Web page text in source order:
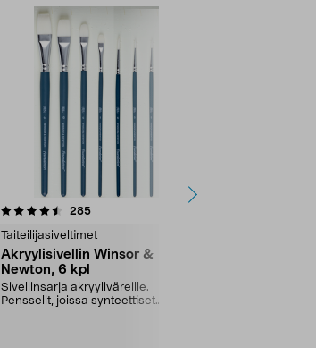
285arvostelut
Taiteilijasiveltimet
Akryylisivellin Winsor &
Newton, 6 kpl
Sivellinsarja akryyliväreille.
Pensselit, joissa synteettiset
4.5 viidestä